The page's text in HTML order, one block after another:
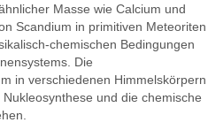
Masse wie Calcium und
Scandium in primitiven Meteoriten
chemischen Bedingungen
Die
in verschiedenen Himmelskörpern
und die chemische